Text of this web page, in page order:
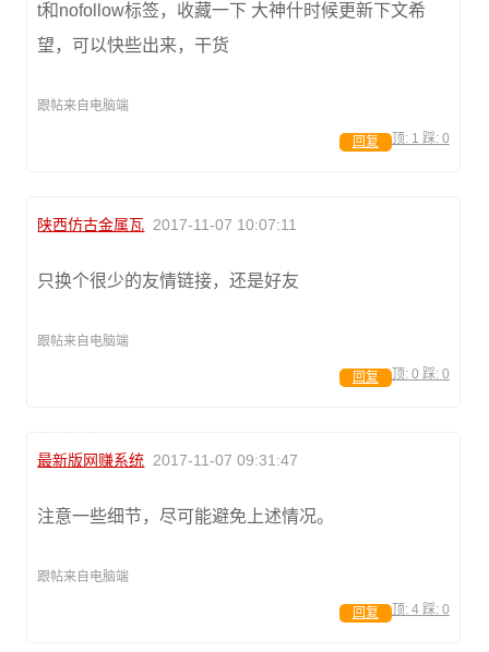
t和nofollow标签，收藏一下 大神什时候更新下文希
望，可以快些出来，干货
跟帖来自电脑端
顶: 1 踩: 0
回复
陕西仿古金属瓦 2017-11-07 10:07:11
只换个很少的友情链接，还是好友
跟帖来自电脑端
顶: 0 踩: 0
回复
最新版网赚系统 2017-11-07 09:31:47
注意一些细节，尽可能避免上述情况。
跟帖来自电脑端
顶: 4 踩: 0
回复